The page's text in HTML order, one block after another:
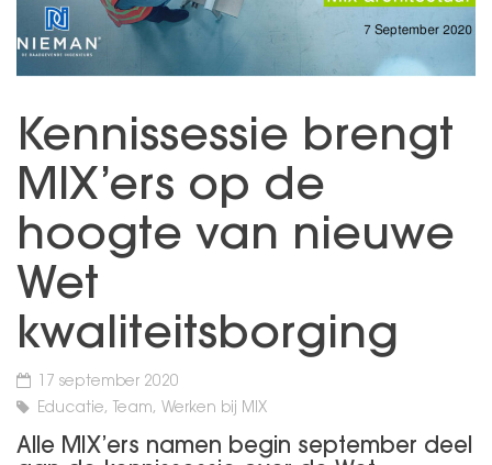
Kennissessie brengt
MIX’ers op de
hoogte van nieuwe
Wet
kwaliteitsborging
17 september 2020
Educatie, Team, Werken bij MIX
Alle MIX’ers namen begin september deel